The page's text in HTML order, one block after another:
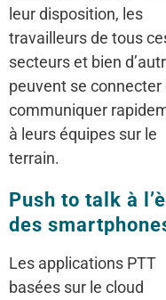
leur disposition, les
travailleurs de tous
secteurs et bien
peuvent se connecter
communiquer
à leurs équipes sur le
terrain.
Push to talk à
des
Les applications PTT
basées sur le cloud